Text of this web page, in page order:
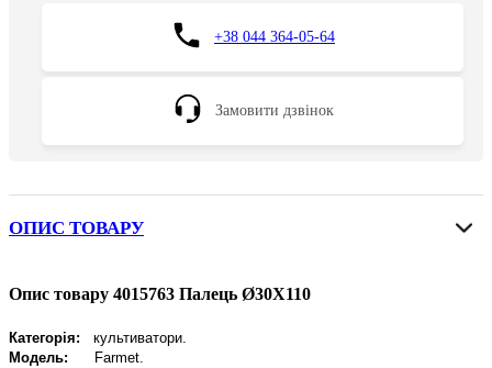
+38 044 364-05-64
Замовити дзвінок
ОПИС ТОВАРУ
Опис товару 4015763 Палець Ø30X110
Категорія: культиватори.
Модель:
Farmet.